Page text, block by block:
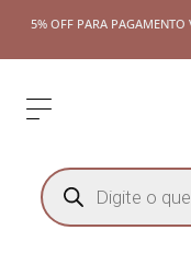
5% OFF PARA PAGAMENTO